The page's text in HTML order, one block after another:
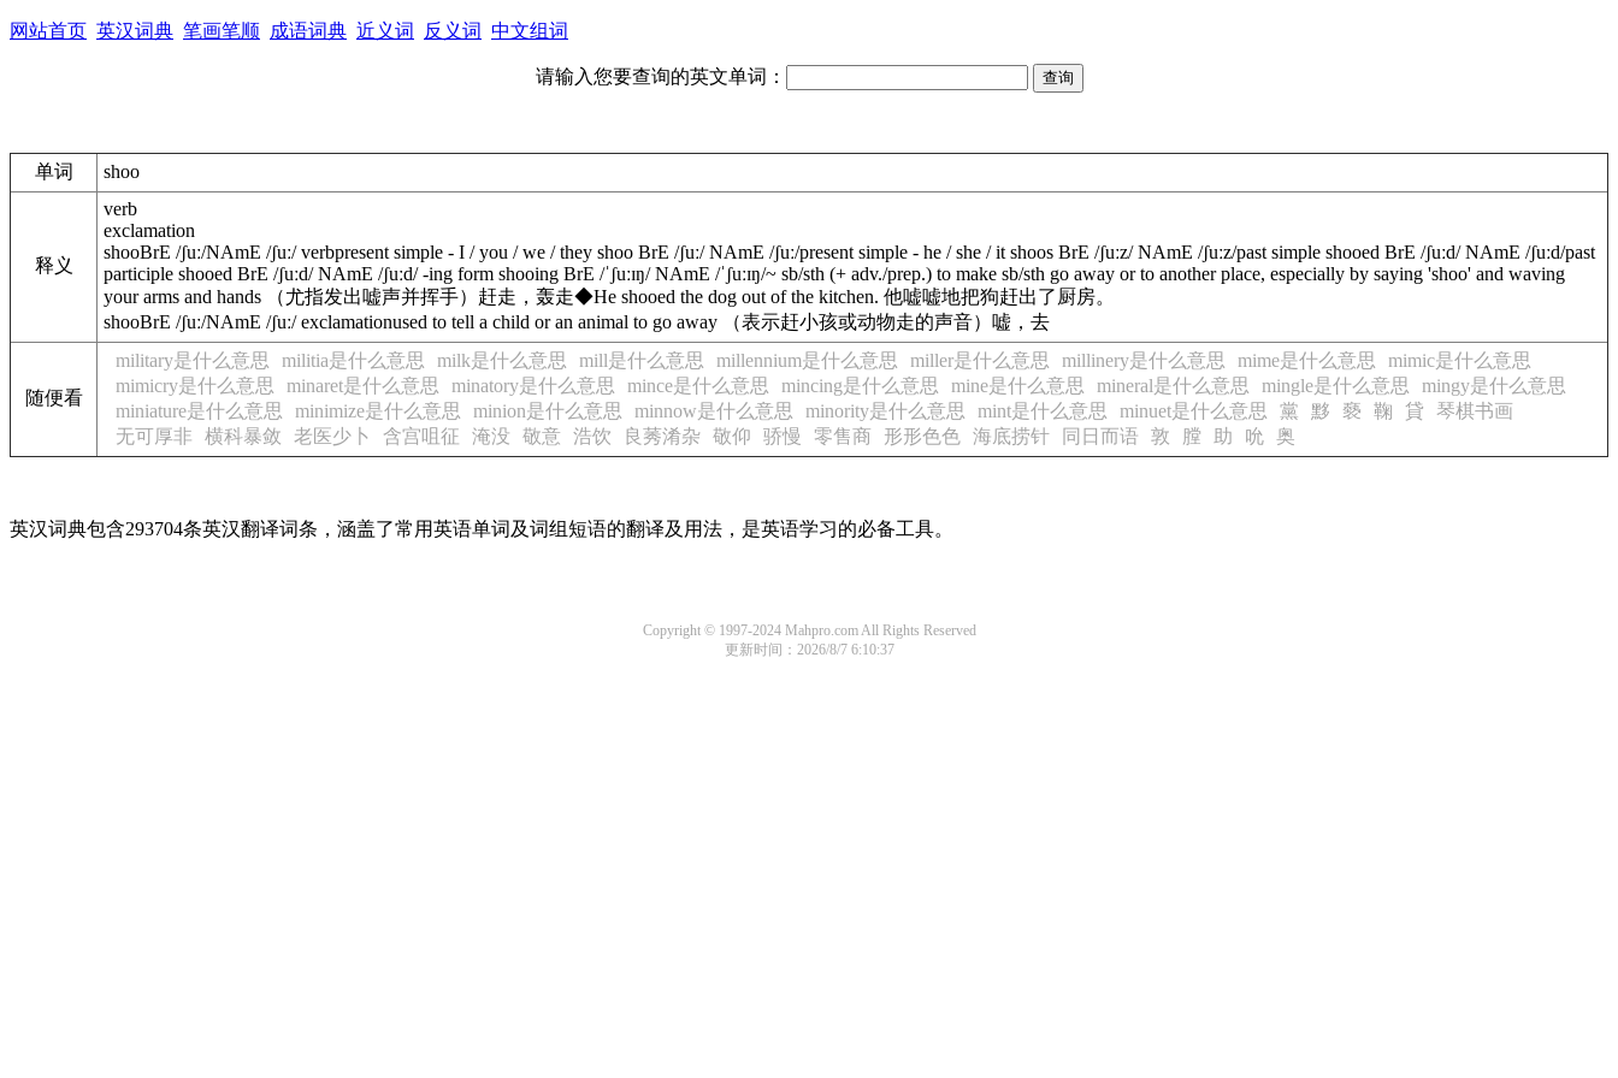
网站首页 英汉词典 笔画笔顺 成语词典 近义词 反义词 中文组词
请输入您要查询的英文单词：
单词 shoo
释义
verb
exclamation
shooBrE /ʃuː/NAmE /ʃuː/ verbpresent simple - I / you / we / they shoo BrE /ʃuː/ NAmE /ʃuː/present simple - he / she / it shoos BrE /ʃuːz/ NAmE /ʃuːz/past simple shooed BrE /ʃuːd/ NAmE /ʃuːd/past
participle shooed BrE /ʃuːd/ NAmE /ʃuːd/-ing form shooing BrE /ˈʃuːɪŋ/ NAmE /ˈʃuːɪŋ/~ sb/sth (+ adv./prep.) to make sb/sth go away or to another place, especially by saying 'shoo' and waving
your arms and hands （尤指发出嘘声并挥手）赶走，轰走◆He shooed the dog out of the kitchen. 他嘘嘘地把狗赶出了厨房。
shooBrE /ʃuː/NAmE /ʃuː/ exclamationused to tell a child or an animal to go away （表示赶小孩或动物走的声音）嘘，去
随便看
military是什么意思 militia是什么意思 milk是什么意思 mill是什么意思 millennium是什么意思 miller是什么意思 millinery是什么意思 mime是什么意思
mimic是什么意思
mimicry是什么意思
minaret是什么意思 minatory是什么意思 mince是什么意思 mincing是什么意思 mine是什么意思 mineral是什么意思 mingle是什么意思
mingy是什么意思
miniature是什么意思
minimize是什么意思 minion是什么意思 minnow是什么意思 minority是什么意思 mint是什么意思 minuet是什么意思 黨 黟 褻 鞠 貸
琴棋书画
无可厚非
横科暴敛 老医少卜 含宫咀征 淹没 敬意 浩饮 良莠淆杂 敬仰 骄慢 零售商 形形色色 海底捞针 同日而语 敦 膛 助 吮 奥
英汉词典包含293704条英汉翻译词条，涵盖了常用英语单词及词组短语的翻译及用法，是英语学习的必备工具。
Copyright © 1997-2024 Mahpro.com All Rights Reserved
更新时间：2026/8/7 6:10:37